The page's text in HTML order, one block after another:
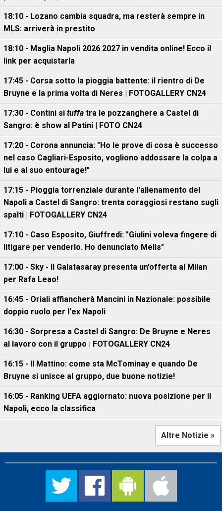
18:10 - Lozano cambia squadra, ma resterà sempre in
MLS: arriverà in prestito
18:10 - Maglia Napoli 2026 2027 in vendita online! Ecco il
link per acquistarla
17:45 - Corsa sotto la pioggia battente: il rientro di De
Bruyne e la prima volta di Neres | FOTOGALLERY CN24
17:30 - Contini si tuffa tra le pozzanghere a Castel di
Sangro: è show al Patini | FOTO CN24
17:20 - Corona annuncia: "Ho le prove di cosa è successo
nel caso Cagliari-Esposito, vogliono addossare la colpa a
lui e al suo entourage!"
17:15 - Pioggia torrenziale durante l'allenamento del
Napoli a Castel di Sangro: trenta coraggiosi restano sugli
spalti | FOTOGALLERY CN24
17:10 - Caso Esposito, Giuffredi: "Giulini voleva fingere di
litigare per venderlo. Ho denunciato Melis"
17:00 - Sky - Il Galatasaray presenta un'offerta al Milan
per Rafa Leao!
16:45 - Oriali affiancherà Mancini in Nazionale: possibile
doppio ruolo per l'ex Napoli
16:30 - Sorpresa a Castel di Sangro: De Bruyne e Neres
al lavoro con il gruppo | FOTOGALLERY CN24
16:15 - Il Mattino: come sta McTominay e quando De
Bruyne si unisce al gruppo, due buone notizie!
16:05 - Ranking UEFA aggiornato: nuova posizione per il
Napoli, ecco la classifica
Altre Notizie »